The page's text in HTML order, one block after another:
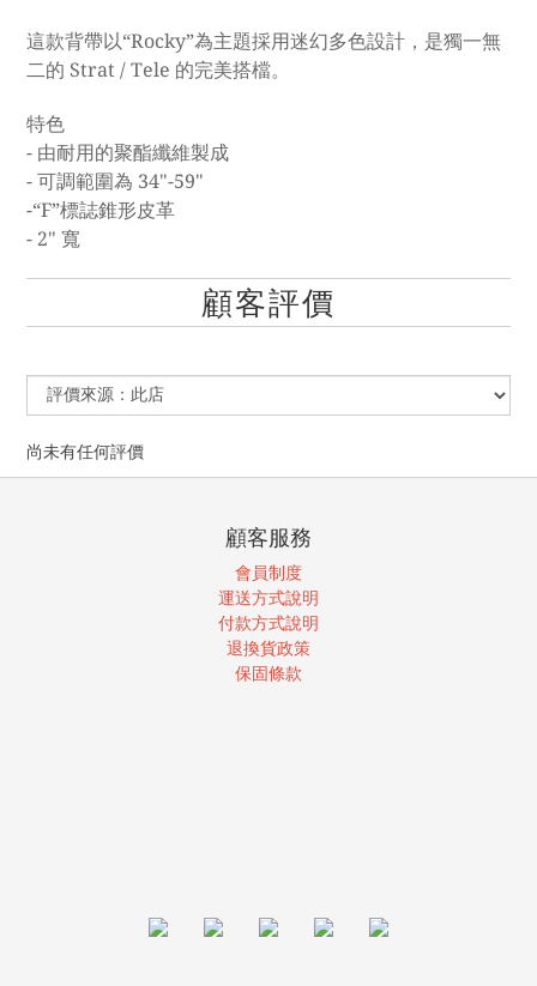
這款背帶以“Rocky”為主題採用迷幻多色設計，是獨一無
二的 Strat / Tele 的完美搭檔。
特色
- 由耐用的聚酯纖維製成
- 可調範圍為 34"-59"
-“F”標誌錐形皮革
- 2" 寬
顧客評價
尚未有任何評價
顧客服務
會員制度
運送方式說明
付款方式說明
退換貨政策
保固條款